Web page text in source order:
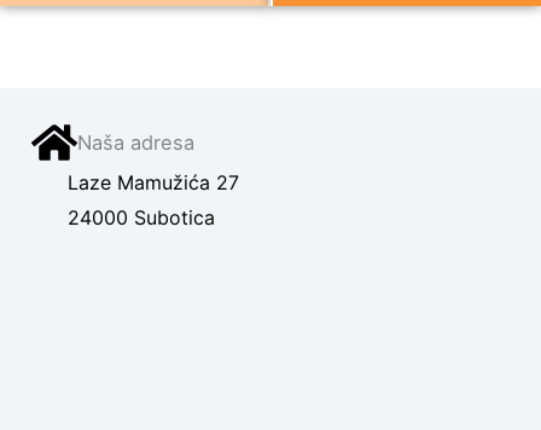
Naša adresa
Laze Mamužića 27
24000 Subotica